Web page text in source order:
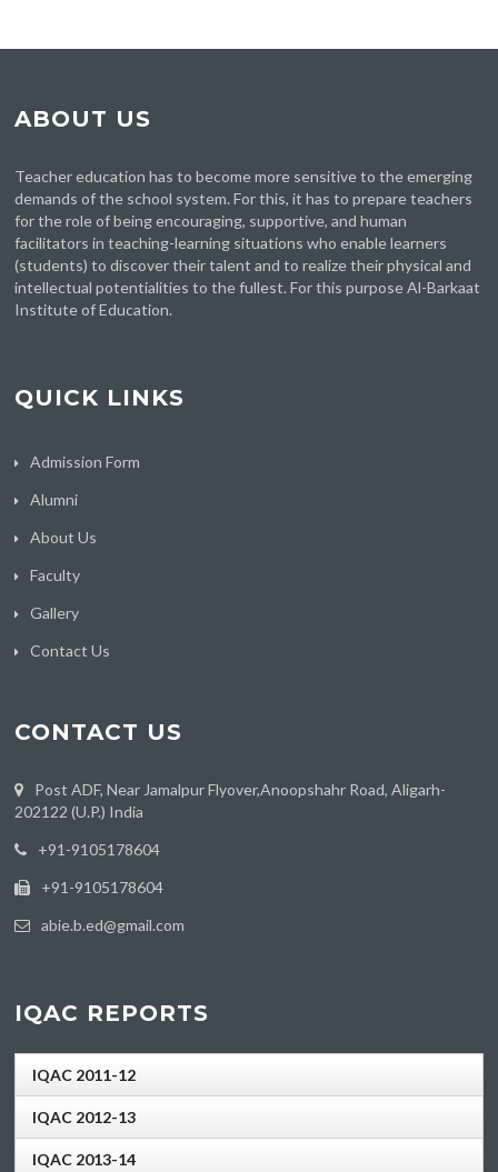
ABOUT US
Teacher education has to become more sensitive to the emerging
demands of the school system. For this, it has to prepare teachers
for the role of being encouraging, supportive, and human
facilitators in teaching-learning situations who enable learners
(students) to discover their talent and to realize their physical and
intellectual potentialities to the fullest. For this purpose Al-Barkaat
Institute of Education.
QUICK LINKS
Admission Form
Alumni
About Us
Faculty
Gallery
Contact Us
CONTACT US
Post ADF, Near Jamalpur Flyover,Anoopshahr Road, Aligarh-
202122 (U.P.) India
‪+91-9105178604
+91-9105178604
abie.b.ed@gmail.com
IQAC REPORTS
IQAC 2011-12
IQAC 2012-13
IQAC 2013-14